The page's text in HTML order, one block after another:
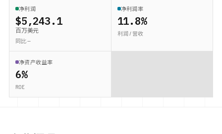
净利润
$5,243.1
百万美元
同比 —
净利润率
11.8%
利润 / 营收
净资产收益率
6%
ROE